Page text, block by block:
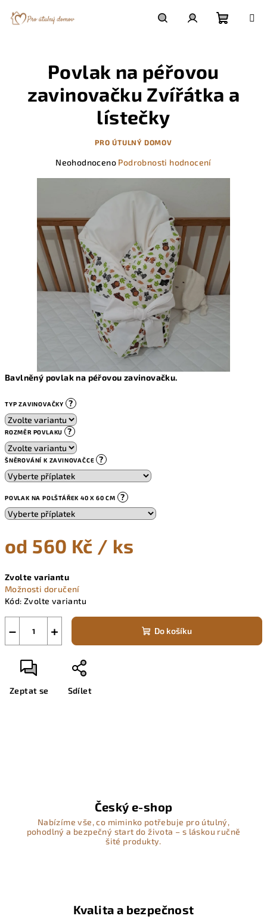
Bavlněný povlak na péřovou zavinovačku.
TYP ZAVINOVAČKY ?
ROZMĚR POVLAKU ?
ŠNĚROVÁNÍ K ZAVINOVAČCE ?
POVLAK NA POLŠTÁŘEK 40 X 60 CM ?
od 560 Kč / ks
cena:
Zvolte variantu
Možnosti doručení
Kód: Zvolte variantu
+
− Do košíku
Zeptat se Sdílet
Povlak na péřovou
zavinovačku Zvířátka a
lístečky
PRO ÚTULNÝ DOMOV
Průměrné
z
5
hvězdiček.
Neohodnoceno Podrobnosti hodnocení
Český e-shop
Nabízíme vše, co miminko potřebuje pro útulný,
pohodlný a bezpečný start do života – s láskou ručně
šité produkty.
Kvalita a bezpečnost